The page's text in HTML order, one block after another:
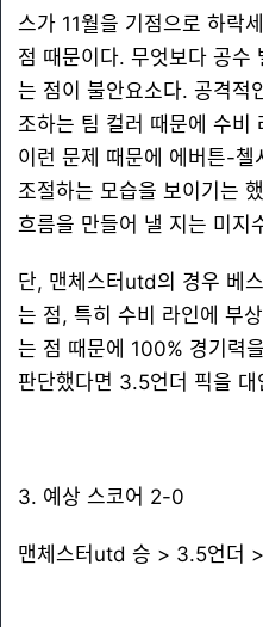
스가 11월을 기점으로 하락
점 때문이다. 무엇보다 공수
는 점이 불안요소다. 공격적
조하는 팀 컬러 때문에 수비
이런 문제 때문에 에버튼-첼
조절하는 모습을 보이기는
흐름을 만들어 낼 지는 미지
단, 맨체스터utd의 경우 베
는 점, 특히 수비 라인에 부
는 점 때문에 100% 경기력
판단했다면 3.5언더 픽을
3. 예상 스코어 2-0
맨체스터utd 승 > 3.5언더